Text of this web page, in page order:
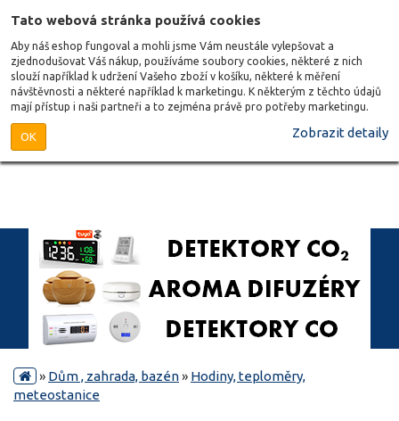
Tato webová stránka používá cookies
Aby náš eshop fungoval a mohli jsme Vám neustále vylepšovat a
zjednodušovat Váš nákup, používáme soubory cookies, některé z nich
slouží například k udržení Vašeho zboží v košíku, některé k měření
návštěvnosti a některé například k marketingu. K některým z těchto údajů
mají přístup i naši partneři a to zejména právě pro potřeby marketingu.
OK Zobrazit detaily
» Dům , zahrada, bazén» Hodiny, teploměry,
meteostanice